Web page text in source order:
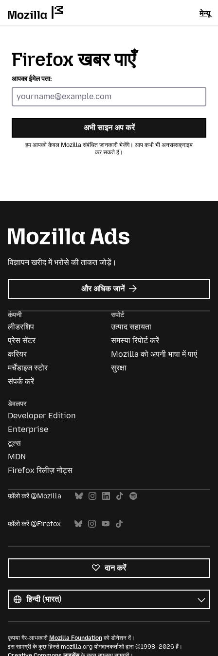
मेन्यू
Firefox खबर पाएँ
आपका ईमेल पता:
अभी साइन अप करें
हम आपको केवल Mozilla संबंधित जानकारी भेजेंगे। आप कभी भी अनसब्सक्राइब
कर सकते हैं।
विज्ञापन खरीद में भरोसे की ताकत जोड़ें।
Mozilla
विज्ञापन
और अधिक जानें
कंपनी
लीडरशिप
प्रेस सेंटर
करियर
मर्चेंडाइज स्टोर
संपर्क करें
सपोर्ट
उत्पाद सहायता
समस्या रिपोर्ट करें
Mozilla को अपनी भाषा में पाएं
सुरक्षा
डेवलपर
Developer Edition
Enterprise
टूल्स
MDN
Firefox रिलीज़ नोट्स
फ़ॉलो करें @Mozilla
फ़ॉलो करें @Firefox
दान करें
भाषाएं
भाषा
कृपया गैर-लाभकारी Mozilla Foundation को डोनेशन दें।
इस सामग्री के कुछ हिस्से mozilla.org योगदानकर्ताओं द्वारा ©1998–2026 हैं।